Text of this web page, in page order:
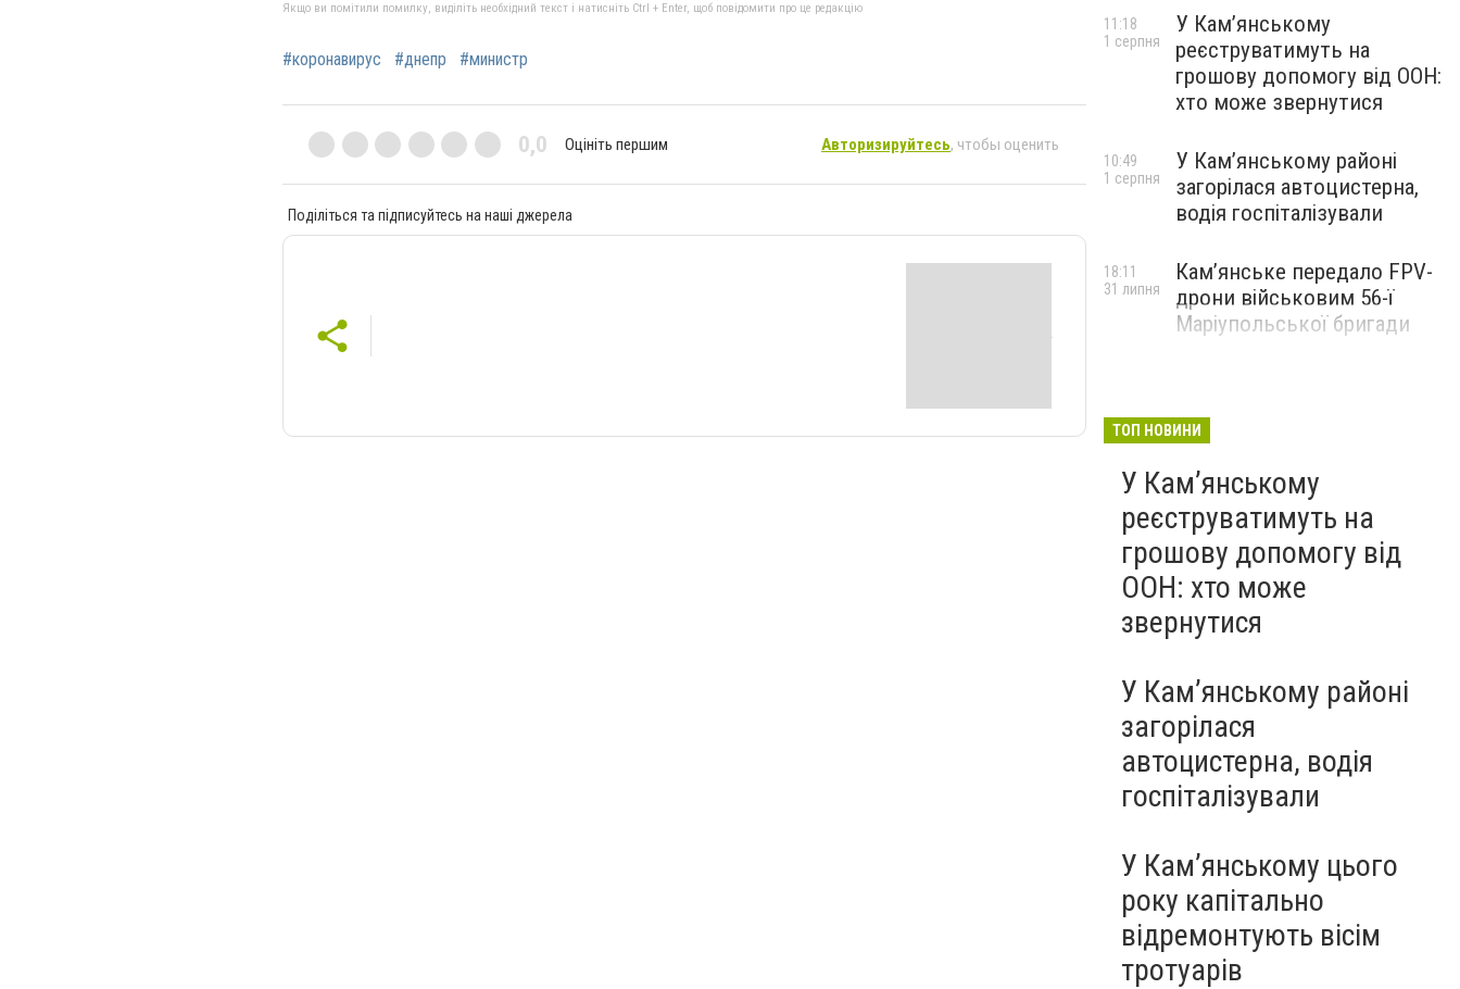
Якщо ви помітили помилку, виділіть необхідний текст і натисніть Ctrl + Enter, щоб повідомити про це редакцію
#коронавирус #днепр #министр
0,0 Оцініть першим Авторизируйтесь, чтобы оценить
Поділіться та підписуйтесь на наші джерела
У Кам’янському
реєструватимуть на
грошову допомогу від ООН:
хто може звернутися
11:18
1 серпня
У Кам’янському районі
загорілася автоцистерна,
водія госпіталізували
10:49
1 серпня
Кам’янське передало FPV-
дрони військовим 56-ї
Маріупольської бригади
18:11
31 липня
ТОП НОВИНИ
У Кам’янському
реєструватимуть на
грошову допомогу від
ООН: хто може
звернутися
У Кам’янському районі
загорілася
автоцистерна, водія
госпіталізували
У Кам’янському цього
року капітально
відремонтують вісім
тротуарів